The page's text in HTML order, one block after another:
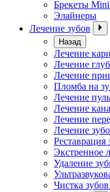
Брекеты
Элайнеры
Лечение зубов
Назад
Лечение
Лечение
Лечение
Пломба на
Лечение
Лечение
Лечение
Лечение
Реставрация
Экстренное
Удаление
Чистка